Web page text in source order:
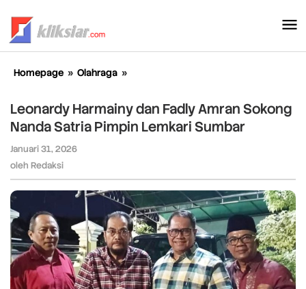
konten
Homepage » Olahraga »
dan
Fadly
Amran
Pimpin
Lemkari
Sumbar
Leonardy Harmainy dan Fadly Amran Sokong
Nanda Satria Pimpin Lemkari Sumbar
Januari 31, 2026
oleh Redaksi